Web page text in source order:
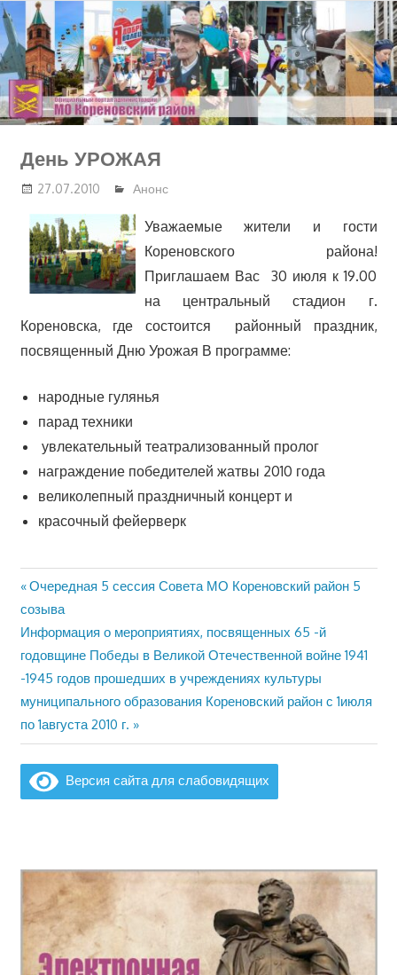
Перейти
к
содержимому
День УРОЖАЯ
27.07.2010 Анонс
Уважаемые жители и гости
Кореновского района!
Приглашаем Вас 30 июля к 19.00
на центральный стадион г.
Кореновска, где состоится районный праздник,
посвященный Дню Урожая В программе:
народные гулянья
парад техники
увлекательный театрализованный пролог
награждение победителей жатвы 2010 года
великолепный праздничный концерт и
красочный фейерверк
Навигация
по
записям
Предыдущая
запись:
Очередная 5 сессия Совета МО Кореновский район 5
созыва
Следующая
запись:
Информация о мероприятиях, посвященных 65 -й
годовщине Победы в Великой Отечественной войне 1941
-1945 годов прошедших в учреждениях культуры
муниципального образования Кореновский район с 1июля
по 1августа 2010 г.
Версия сайта для слабовидящих